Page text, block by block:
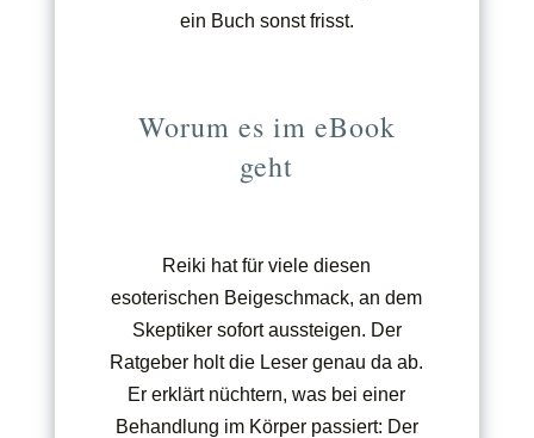
ein Buch sonst frisst.
Worum es im eBook
geht
Reiki hat für viele diesen
esoterischen Beigeschmack, an dem
Skeptiker sofort aussteigen. Der
Ratgeber holt die Leser genau da ab.
Er erklärt nüchtern, was bei einer
Behandlung im Körper passiert: Der